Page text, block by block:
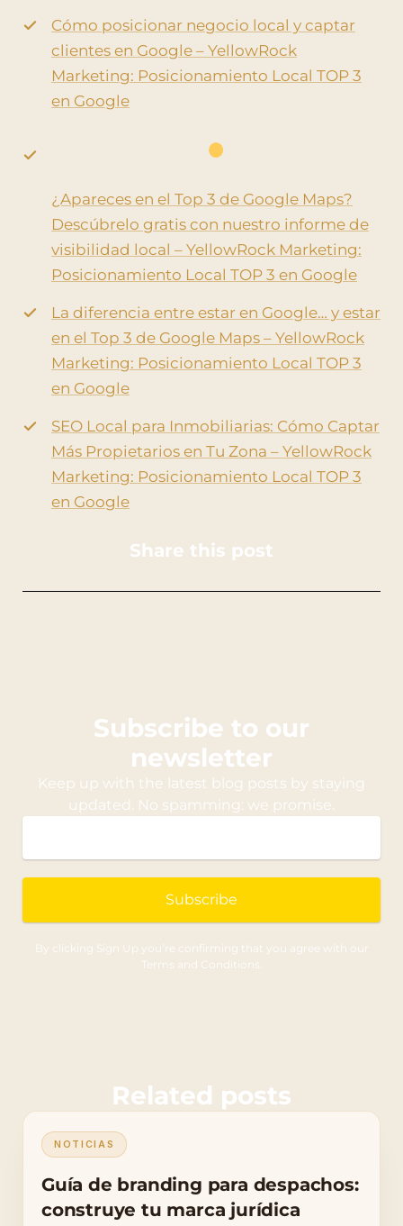
Cómo posicionar negocio local y captar
clientes en Google – YellowRock
Marketing: Posicionamiento Local TOP 3
en Google
¿Apareces en el Top 3 de Google Maps?
Descúbrelo gratis con nuestro informe de
visibilidad local – YellowRock Marketing:
Posicionamiento Local TOP 3 en Google
La diferencia entre estar en Google… y estar
en el Top 3 de Google Maps – YellowRock
Marketing: Posicionamiento Local TOP 3
en Google
SEO Local para Inmobiliarias: Cómo Captar
Más Propietarios en Tu Zona – YellowRock
Marketing: Posicionamiento Local TOP 3
en Google
Share this post
Subscribe to our
newsletter
Keep up with the latest blog posts by staying
updated. No spamming: we promise.
Subscribe
By clicking Sign Up you’re confirming that you agree with our
Terms and Conditions.
Related posts
NOTICIAS
Guía de branding para despachos:
construye tu marca jurídica